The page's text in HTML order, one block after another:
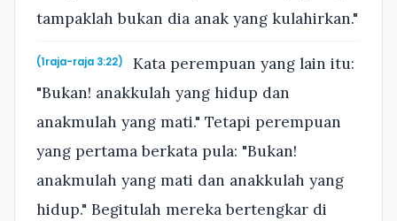
tampaklah bukan dia anak yang kulahirkan."
(1raja-raja 3:22)
Kata perempuan yang lain itu:
"Bukan! anakkulah yang hidup dan
anakmulah yang mati." Tetapi perempuan
yang pertama berkata pula: "Bukan!
anakmulah yang mati dan anakkulah yang
hidup." Begitulah mereka bertengkar di